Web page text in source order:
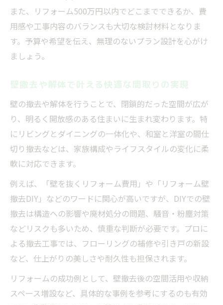
また、リフォーム500万円以内でどこまでできるか、費
用感や工事内容のバランスも大切な検討材料となりま
す。予算や希望を伝え、無理のないプラン設計を心がけ
ましょう。
壁撤去や解体で叶える快適な間取りの実現
壁の撤去や解体を行うことで、閉鎖的だった空間が広が
り、明るく開放感のある住まいに生まれ変わります。特
にリビングとダイニングの一体化や、和室と洋室の間仕
切り撤去などは、家族構成やライフスタイルの変化に柔
軟に対応できます。
例えば、「壁を抜くリフォーム費用」や「リフォーム壁
撤去DIY」などのワードに関心が高いですが、DIYでの壁
撤去は構造への影響や廃材処分の問題、騒音・粉塵対策
などリスクも多いため、慎重な判断が必要です。プロに
よる撤去工事では、フローリングの補修や引き戸の新設
など、仕上がりの美しさや耐久性も担保されます。
リフォームの成功例として、壁撤去後の空間活用や収納
スペース増設など、具体的な事例を参考にするのも有効